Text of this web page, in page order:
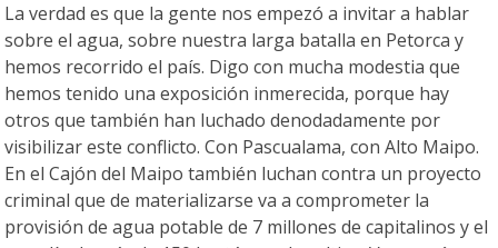
La verdad es que la gente nos empezó a invitar a hablar
sobre el agua, sobre nuestra larga batalla en Petorca y
hemos recorrido el país. Digo con mucha modestia que
hemos tenido una exposición inmerecida, porque hay
otros que también han luchado denodadamente por
visibilizar este conflicto. Con Pascualama, con Alto Maipo.
En el Cajón del Maipo también luchan contra un proyecto
criminal que de materializarse va a comprometer la
provisión de agua potable de 7 millones de capitalinos y el